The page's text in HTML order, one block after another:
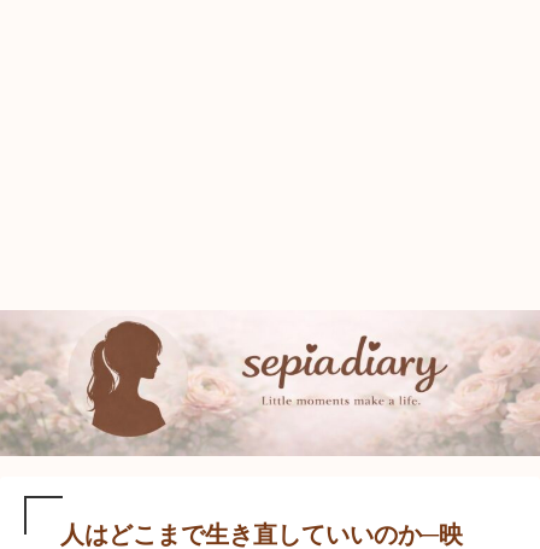
人はどこまで生き直していいのか─映